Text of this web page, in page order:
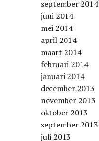
september 2014
juni 2014
mei 2014
april 2014
maart 2014
februari 2014
januari 2014
december 2013
november 2013
oktober 2013
september 2013
juli 2013